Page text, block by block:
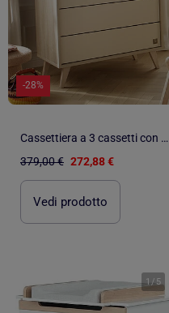
-28%
Cassettiera a 3 cassetti con gambe oblique in - SAUTHON
379,00 € 272,88 €
Vedi prodotto
1 / 5